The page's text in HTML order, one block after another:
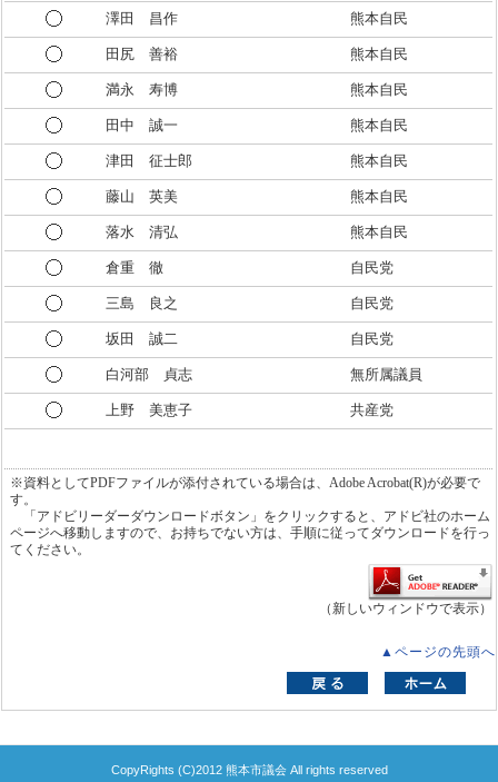
澤田 昌作 熊本自民
田尻 善裕 熊本自民
満永 寿博 熊本自民
田中 誠一 熊本自民
津田 征士郎 熊本自民
藤山 英美 熊本自民
落水 清弘 熊本自民
倉重 徹 自民党
三島 良之 自民党
坂田 誠二 自民党
白河部 貞志 無所属議員
上野 美恵子 共産党
※資料としてPDFファイルが添付されている場合は、Adobe Acrobat(R)が必要で
す。
「アドビリーダーダウンロードボタン」をクリックすると、アドビ社のホーム
ページへ移動しますので、お持ちでない方は、手順に従ってダウンロードを行っ
てください。
（新しいウィンドウで表示）
▲ページの先頭へ
CopyRights (C)2012 熊本市議会 All rights reserved